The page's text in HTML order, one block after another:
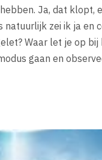
Ja, dat klopt,
zei ik ja en
Waar let je op
gaan en